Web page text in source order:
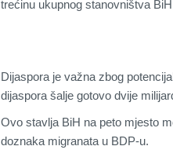
trećinu ukupnog stanovništva
Dijaspora je važna zbog
dijaspora šalje gotovo dvije
Ovo stavlja BiH na peto mjesto
doznaka migranata u BDP-u.